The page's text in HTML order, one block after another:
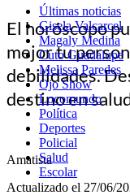
Últimas noticias
Gisela Valcarcel
Magaly Medina
Cuto Guadalupe
Melissa Paredes
Ojo Show
Locomundo
Política
Deportes
Policial
Salud
Escolar
El horóscopo
mejor tu
debilidades.
destino en
Amatista
Actualizado el 27/06/